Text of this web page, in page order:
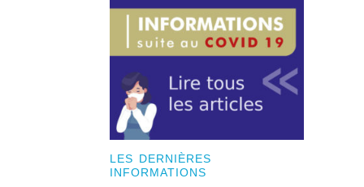
LES DERNIÈRES
INFORMATIONS